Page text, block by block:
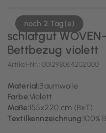
noch 2 Tag(e)
schlafgut
Bettbezug violett
Artikel-Nr.: 001298064202000
Material:Baumwolle
Farbe:Violett
Maße:155x220 cm (BxT)
Textilkennzeichnung:100%